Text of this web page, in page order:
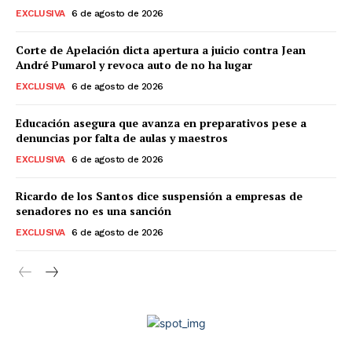
EXCLUSIVA 6 de agosto de 2026
Corte de Apelación dicta apertura a juicio contra Jean
André Pumarol y revoca auto de no ha lugar
EXCLUSIVA 6 de agosto de 2026
Educación asegura que avanza en preparativos pese a
denuncias por falta de aulas y maestros
EXCLUSIVA 6 de agosto de 2026
Ricardo de los Santos dice suspensión a empresas de
senadores no es una sanción
EXCLUSIVA 6 de agosto de 2026